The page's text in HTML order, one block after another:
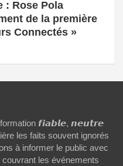
: Rose Pola
de la première
Connectés »
𝙛𝙞𝙖𝙗𝙡𝙚, 𝙣𝙚𝙪𝙩𝙧𝙚
les faits souvent ignorés
à informer le public avec
les événements